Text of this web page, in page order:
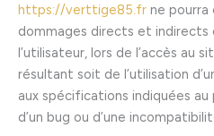
https://verttige85.fr ne pourra
dommages directs et indirects
l’utilisateur, lors de l’accès au
résultant soit de l’utilisation
aux spécifications indiquées
d’un bug ou d’une